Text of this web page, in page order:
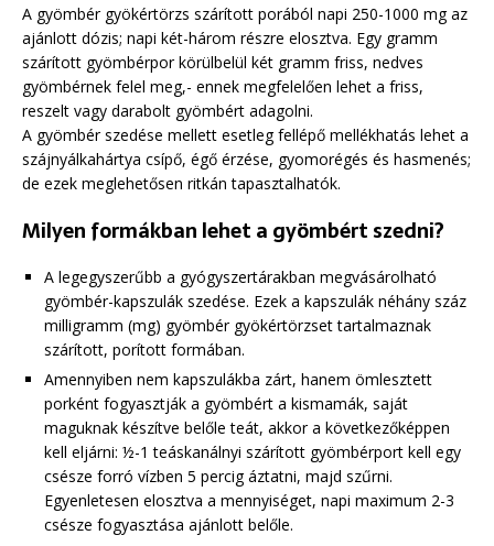
A gyömbér gyökértörzs szárított porából napi 250-1000 mg az
ajánlott dózis; napi két-három részre elosztva. Egy gramm
szárított gyömbérpor körülbelül két gramm friss, nedves
gyömbérnek felel meg,- ennek megfelelően lehet a friss,
reszelt vagy darabolt gyömbért adagolni.
A gyömbér szedése mellett esetleg fellépő mellékhatás lehet a
szájnyálkahártya csípő, égő érzése, gyomorégés és hasmenés;
de ezek meglehetősen ritkán tapasztalhatók.
Milyen formákban lehet a gyömbért szedni?
A legegyszerűbb a gyógyszertárakban megvásárolható
gyömbér-kapszulák szedése. Ezek a kapszulák néhány száz
milligramm (mg) gyömbér gyökértörzset tartalmaznak
szárított, porított formában.
Amennyiben nem kapszulákba zárt, hanem ömlesztett
porként fogyasztják a gyömbért a kismamák, saját
maguknak készítve belőle teát, akkor a következőképpen
kell eljárni: ½-1 teáskanálnyi szárított gyömbérport kell egy
csésze forró vízben 5 percig áztatni, majd szűrni.
Egyenletesen elosztva a mennyiséget, napi maximum 2-3
csésze fogyasztása ajánlott belőle.